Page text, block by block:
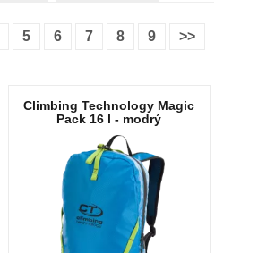
5 6 7 8 9 >>
Climbing Technology Magic
Pack 16 l - modrý